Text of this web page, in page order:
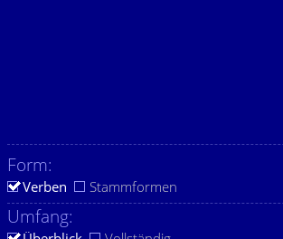
Form:
Verben Stammformen
Umfang: